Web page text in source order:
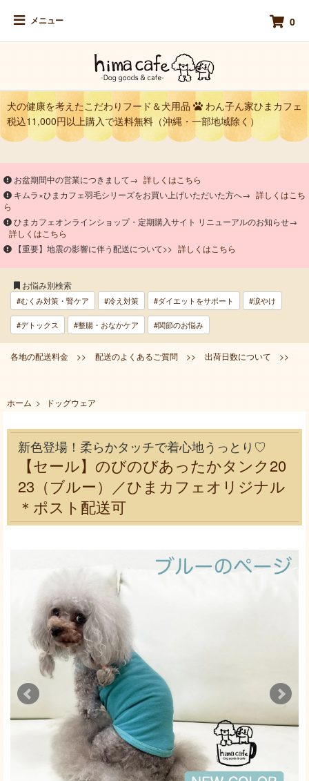
メニュー 0
犬の健康を考えたこだわりフード＆犬用品
わん子ん家ひまカフェ
税込11,000円以上購入で送料無料（沖縄・一部地域除く）
お盆期間中の営業につきまして→ 詳しくはこちら
キムラ×ひまカフェ羽毛シリーズをお買い上げいただいた方へ→ 詳しくはこち
ら
ひまカフェオンラインショップ・定期購入サイト リニューアルのお知らせ→
詳しくはこちら
【重要】地震の影響に伴う配送について>> 詳しくはこちら
お悩み別検索
#むくみ対策・腎ケア #冷え対策 #ダイエットをサポート #涙やけ
#デトックス #整腸・おなかケア #関節のお悩み
各地の配送料金 >> 配送のよくあるご質問 >> 出荷日数について >>
ホーム > ドッグウェア
新色登場！柔らかタッチで着心地うっとり♡
【セール】のびのびあったかタンク20
23（ブルー）／ひまカフェオリジナル
＊ポスト配送可